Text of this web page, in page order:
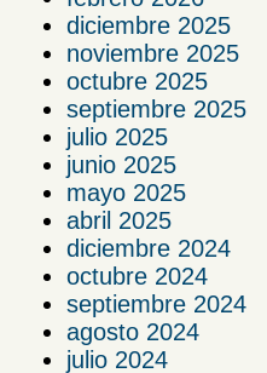
diciembre 2025
noviembre 2025
octubre 2025
septiembre 2025
julio 2025
junio 2025
mayo 2025
abril 2025
diciembre 2024
octubre 2024
septiembre 2024
agosto 2024
julio 2024